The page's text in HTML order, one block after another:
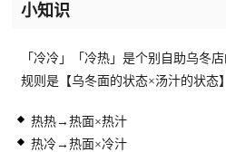
小知识
「冷冷」「冷热」是个别自助乌冬店
规则是【乌冬面的状态×汤汁的状态】
热热→热面×热汁
热冷→热面×冷汁